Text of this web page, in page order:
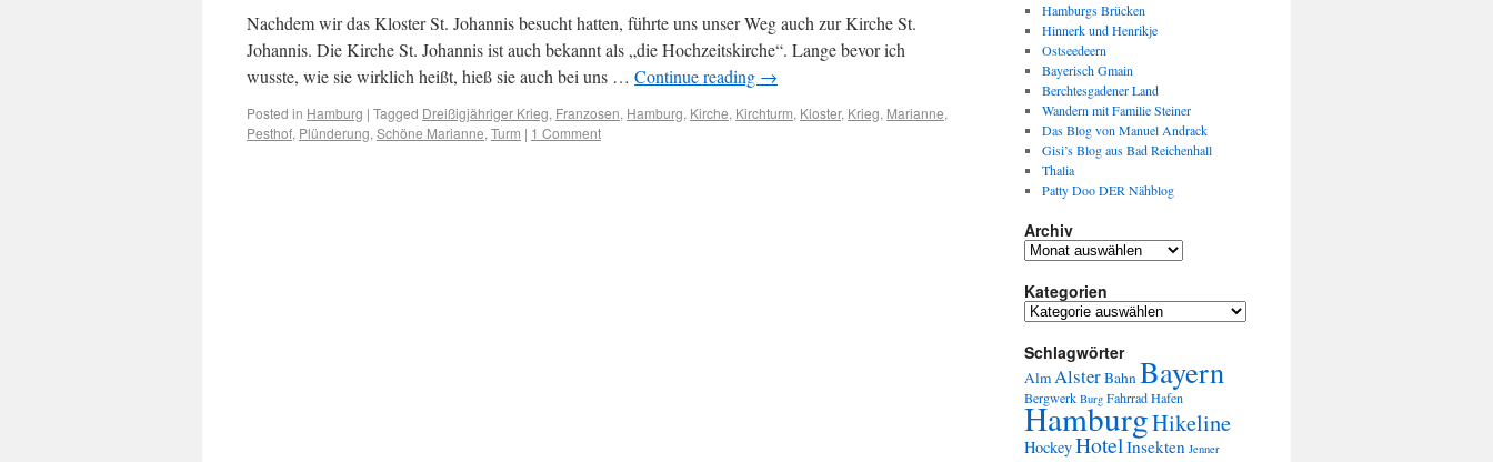
Nachdem wir das Kloster St. Johannis besucht hatten, führte uns unser Weg auch zur Kirche St.
Johannis. Die Kirche St. Johannis ist auch bekannt als „die Hochzeitskirche“. Lange bevor ich
wusste, wie sie wirklich heißt, hieß sie auch bei uns … Continue reading →
Posted in Hamburg | Tagged Dreißigjähriger Krieg, Franzosen, Hamburg, Kirche, Kirchturm, Kloster, Krieg, Marianne,
Pesthof, Plünderung, Schöne Marianne, Turm | 1 Comment
Hamburgs Brücken
Hinnerk und Henrikje
Ostseedeern
Bayerisch Gmain
Berchtesgadener Land
Wandern mit Familie Steiner
Das Blog von Manuel Andrack
Gisi’s Blog aus Bad Reichenhall
Thalia
Patty Doo DER Nähblog
Archiv
Kategorien
Schlagwörter
AlmAlsterBahnBayern
Bergwerk Burg FahrradHafen
HamburgHikeline
HockeyHotelInsekten Jenner